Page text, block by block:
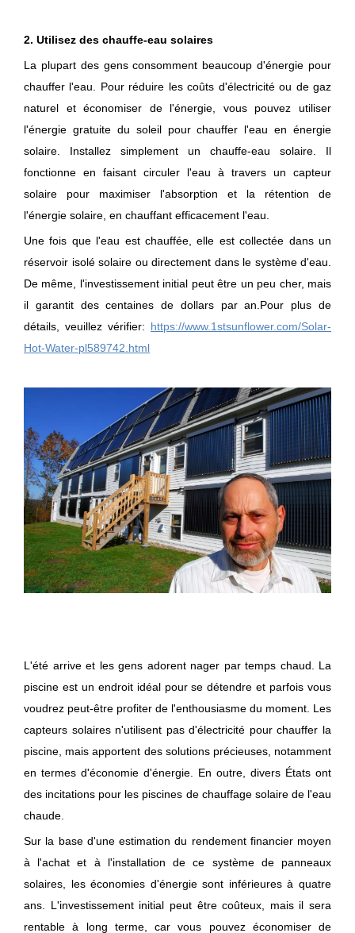
2. Utilisez des chauffe-eau solaires
La plupart des gens consomment beaucoup d'énergie pour
chauffer l'eau. Pour réduire les coûts d'électricité ou de gaz
naturel et économiser de l'énergie, vous pouvez utiliser
l'énergie gratuite du soleil pour chauffer l'eau en énergie
solaire. Installez simplement un chauffe-eau solaire. Il
fonctionne en faisant circuler l'eau à travers un capteur
solaire pour maximiser l'absorption et la rétention de
l'énergie solaire, en chauffant efficacement l'eau.
Une fois que l'eau est chauffée, elle est collectée dans un
réservoir isolé solaire ou directement dans le système d'eau.
De même, l'investissement initial peut être un peu cher, mais
il garantit des centaines de dollars par an. Pour plus de
détails, veuillez vérifier: https://www.1stsunflower.com/Solar-
Hot-Water-pl589742.html
L'été arrive et les gens adorent nager par temps chaud. La
piscine est un endroit idéal pour se détendre et parfois vous
voudrez peut-être profiter de l'enthousiasme du moment. Les
capteurs solaires n'utilisent pas d'électricité pour chauffer la
piscine, mais apportent des solutions précieuses, notamment
en termes d'économie d'énergie. En outre, divers États ont
des incitations pour les piscines de chauffage solaire de l'eau
chaude.
Sur la base d'une estimation du rendement financier moyen
à l'achat et à l'installation de ce système de panneaux
solaires, les économies d'énergie sont inférieures à quatre
ans. L'investissement initial peut être coûteux, mais il sera
rentable à long terme, car vous pouvez économiser de